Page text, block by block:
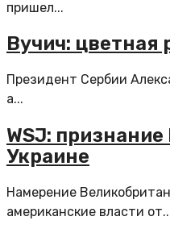
пришел...
Вучич: цветная
Президент Сербии
а...
WSJ:
Украине
Намерение
американские власти